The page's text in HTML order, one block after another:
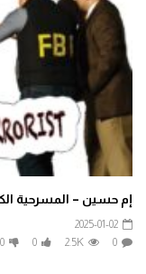
إم حسين – المسرحية
2025-01-02
0
2.5K
0
0